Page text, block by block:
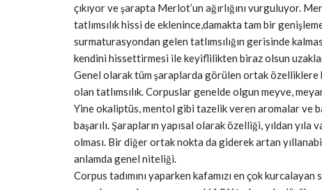
çıkıyor ve şarapta Merlot’un ağırlığını vurguluyor.
tatlımsılık hissi de eklenince,damakta tam bir
surmaturasyondan gelen tatlımsılığın gerisinde
kendini hissettirmesi ile keyiflilikten biraz olsun
Genel olarak tüm şaraplarda görülen ortak özelliklere
olan tatlımsılık. Corpuslar genelde olgun meyve,
Yine okaliptüs, mentol gibi tazelik veren aromalar ve
başarılı. Şarapların yapısal olarak özelliği, yıldan
olması. Bir diğer ortak nokta da giderek artan
anlamda genel niteliği.
Corpus tadımını yaparken kafamızı en çok